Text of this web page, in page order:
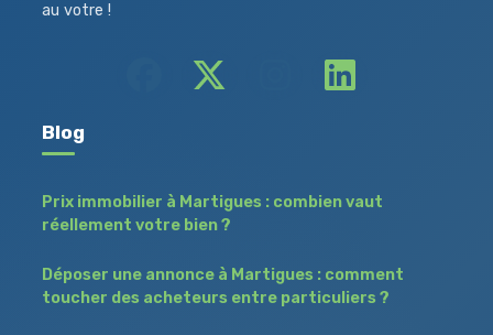
au votre !
Blog
Prix immobilier à Martigues : combien vaut
réellement votre bien ?
Déposer une annonce à Martigues : comment
toucher des acheteurs entre particuliers ?